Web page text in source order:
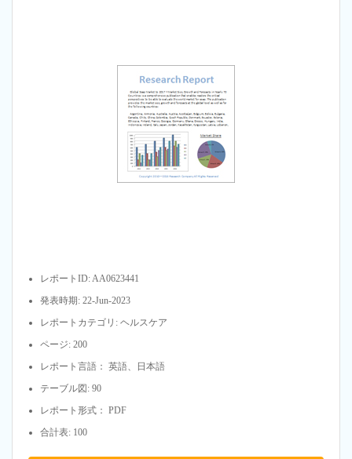
レポートID: AA0623441
発表時期: 22-Jun-2023
レポートカテゴリ: ヘルスケア
ページ: 200
レポート言語： 英語、日本語
テーブル図: 90
レポート形式： PDF
合計表: 100